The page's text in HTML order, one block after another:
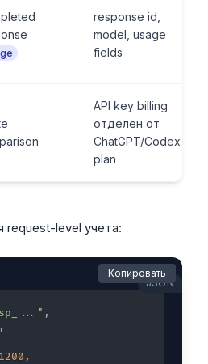
response id,
model, usage
fields
API key billing
отделен от
ChatGPT/Codex
plan
request-level учета:
JSON
,
,
1200,
Копировать